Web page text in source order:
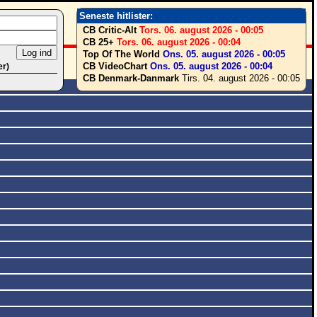
Seneste hitlister:
CB Critic-Alt Tors. 06. august 2026 - 00:05
CB 25+ Tors. 06. august 2026 - 00:04
Top Of The World Ons. 05. august 2026 - 00:05
CB VideoChart Ons. 05. august 2026 - 00:04
CB Denmark-Danmark Tirs. 04. august 2026 - 00:05